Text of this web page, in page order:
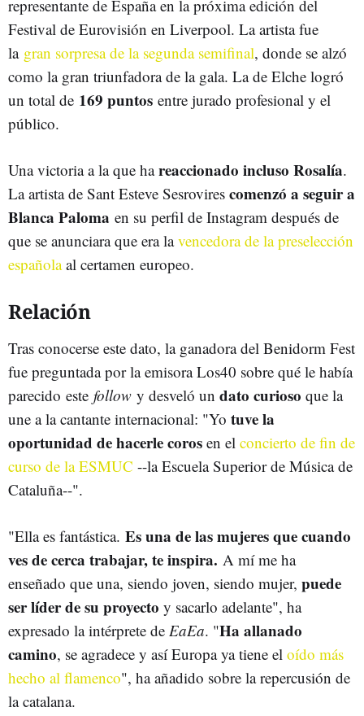
representante de España en la próxima edición del
Festival de Eurovisión en Liverpool. La artista fue
la gran sorpresa de la segunda semifinal, donde se alzó
como la gran triunfadora de la gala. La de Elche logró
un total de 169 puntos entre jurado profesional y el
público.
Una victoria a la que hareaccionado incluso Rosalía.
La artista de Sant Esteve Sesrovires comenzó a seguir a
Blanca Paloma en su perfil de Instagram después de
que se anunciara que era lavencedora de la preselección
españolaal certamen europeo.
Relación
Tras conocerse este dato, la ganadora del Benidorm Fest
fue preguntada por la emisora Los40 sobre qué le había
parecido este follow y desveló un dato curioso que la
une a la cantante internacional: "Yo tuve la
oportunidad de hacerle coros en el concierto de fin de
curso de la ESMUC --la Escuela Superior de Música de
Cataluña--".
"Ella es fantástica. Es una de las mujeres que cuando
ves de cerca trabajar, te inspira. A mí me ha
enseñado que una, siendo joven, siendo mujer, puede
ser líder de su proyecto y sacarlo adelante", ha
expresado la intérprete de EaEa. "Ha allanado
camino, se agradece y así Europa ya tiene el oído más
hecho al flamenco", ha añadido sobre la repercusión de
la catalana.